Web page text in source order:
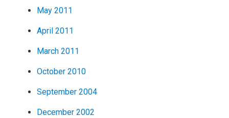
May 2011
April 2011
March 2011
October 2010
September 2004
December 2002